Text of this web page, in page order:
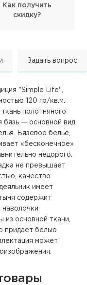
Как получить
скидку?
Задать вопрос
"Simple Life",
120 гр/кв.м.
полотняного
бязь — основной вид
Бязевое бельё,
«бесконечное»
недорого.
не превышает
качество
имеет
содержит
основной ткани,
придает белью
может